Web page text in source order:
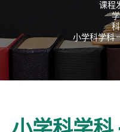
课程
小学科学科